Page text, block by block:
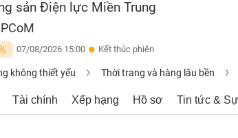
sản Điện lực Miền Trung
07/08/2026 15:00 Kết thúc phiên
không thiết yếu Thời trang và hàng lâu bền
Tài chính Xếp hạng Hồ sơ Tin tức &